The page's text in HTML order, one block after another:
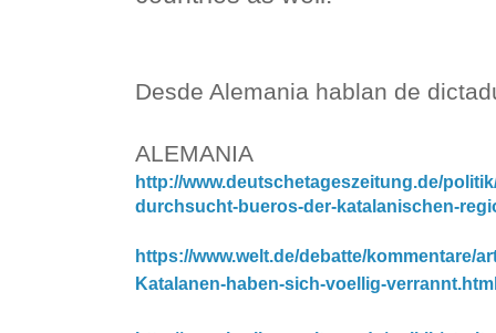
Desde Alemania hablan de
ALEMANIA
http://www.deutschetageszeitung.de/
durchsucht-bueros-der-katalanischen-
https://www.welt.de/debatte/kommentare/
Katalanen-haben-sich-voellig-